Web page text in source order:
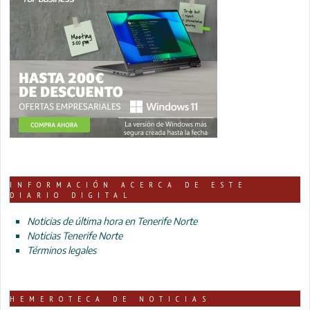
INFORMACIÓN ACERCA DE ESTE
DIARIO DIGITAL
Noticias de última hora en Tenerife Norte
Noticias Tenerife Norte
Términos legales
HEMEROTECA DE NOTICIAS